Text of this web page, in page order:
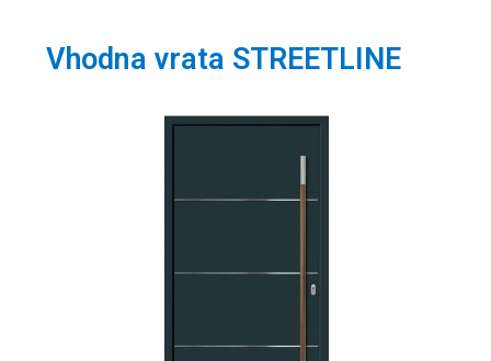
Vhodna vrata STREETLINE